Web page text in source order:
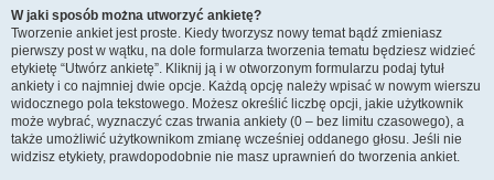
W jaki sposób można utworzyć ankietę?
Tworzenie ankiet jest proste. Kiedy tworzysz nowy temat bądź zmieniasz
pierwszy post w wątku, na dole formularza tworzenia tematu będziesz widzieć
etykietę “Utwórz ankietę”. Kliknij ją i w otworzonym formularzu podaj tytuł
ankiety i co najmniej dwie opcje. Każdą opcję należy wpisać w nowym wierszu
widocznego pola tekstowego. Możesz określić liczbę opcji, jakie użytkownik
może wybrać, wyznaczyć czas trwania ankiety (0 – bez limitu czasowego), a
także umożliwić użytkownikom zmianę wcześniej oddanego głosu. Jeśli nie
widzisz etykiety, prawdopodobnie nie masz uprawnień do tworzenia ankiet.